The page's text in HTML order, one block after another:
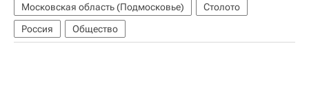
Московская область (Подмосковье)
Столото
Россия
Общество